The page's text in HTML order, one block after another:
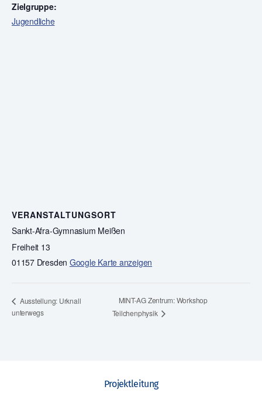
Zielgruppe:
Jugendliche
VERANSTALTUNGSORT
Sankt-Afra-Gymnasium Meißen
Freiheit 13
01157 Dresden Google Karte anzeigen
Ausstellung: Urknall
unterwegs
MINT-AG Zentrum: Workshop
Teilchenphysik
Projektleitung